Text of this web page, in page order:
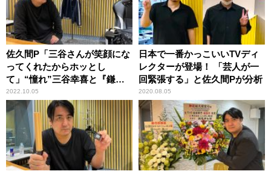
佐久間P「三谷さんが笑顔にな
ってくれたからホッとし
て」“憧れ”三谷幸喜と『鎌倉
殿の13人』SP番組で対談
2022.10.05
日本で一番かっこいいTVディ
レクターが登場！ 「芸人が一
回緊張する」と佐久間Pが分析
2020.08.05